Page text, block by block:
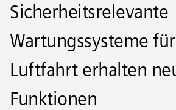
Sicherheitsrelevante
Wartungssysteme
Luftfahrt erhalten
Funktionen